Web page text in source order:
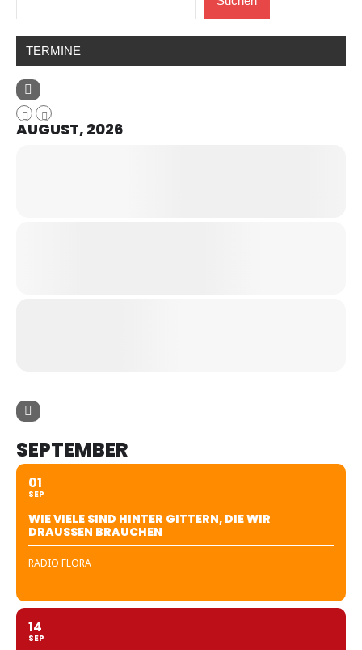
TERMINE
AUGUST, 2026
SEPTEMBER
01
SEP
WIE VIELE SIND HINTER GITTERN, DIE WIR
DRAUSSEN BRAUCHEN
RADIO FLORA
14
SEP